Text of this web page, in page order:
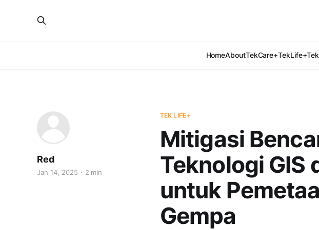
HomeAboutTekCare+TekLife+
TEK LIFE+
Mitigasi
Teknologi GIS
untuk
Gempa
Red
Jan 14, 2025 2 min